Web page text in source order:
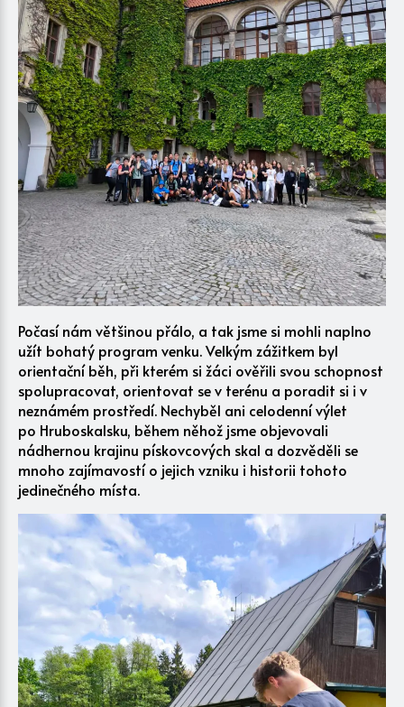
Počasí nám většinou přálo, a tak jsme si mohli naplno
užít bohatý program venku. Velkým zážitkem byl
orientační běh, při kterém si žáci ověřili svou schopnost
spolupracovat, orientovat se v terénu a poradit si i v
neznámém prostředí. Nechyběl ani celodenní výlet
po Hruboskalsku, během něhož jsme objevovali
nádhernou krajinu pískovcových skal a dozvěděli se
mnoho zajímavostí o jejich vzniku i historii tohoto
jedinečného místa.